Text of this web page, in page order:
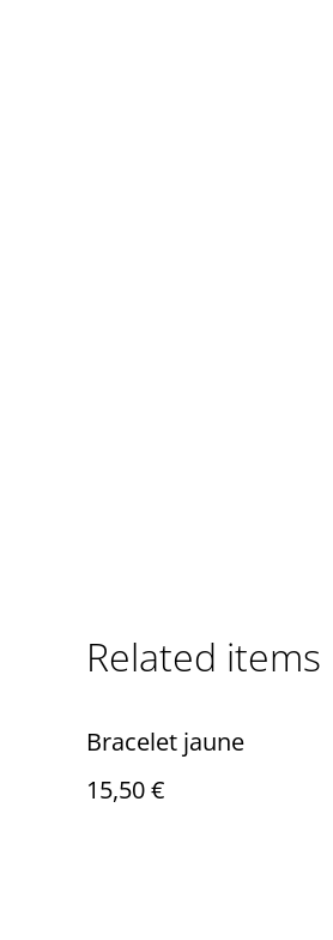
Related items
Bracelet jaune
15,50 €